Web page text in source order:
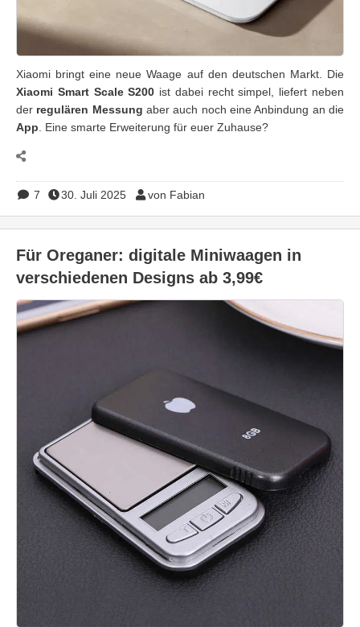
Xiaomi bringt eine neue Waage auf den deutschen Markt. Die
Xiaomi Smart Scale S200 ist dabei recht simpel, liefert neben
der regulären Messung aber auch noch eine Anbindung an die
App . Eine smarte Erweiterung für euer Zuhause?
7 30. Juli 2025 von Fabian
Für Oreganer: digitale Miniwaagen in
verschiedenen Designs ab 3,99€